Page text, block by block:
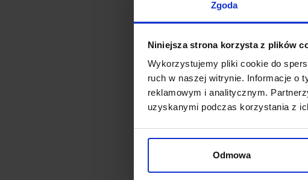
Zgoda
Niniejsza strona korzysta z plików
Wykorzystujemy pliki cookie do
ruch w naszej witrynie. Informacje o
reklamowym i analitycznym.
uzyskanymi podczas korzystania z
Odmowa